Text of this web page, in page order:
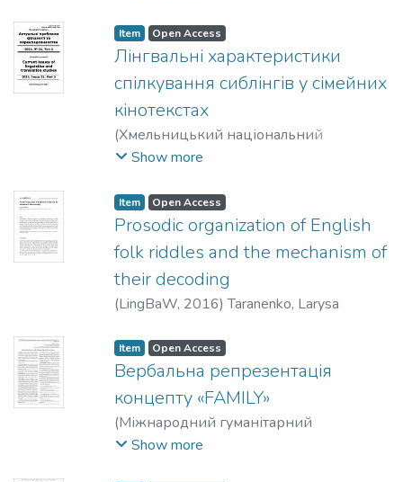
Item Open Access
Лінгвальні характеристики
спілкування сиблінгів у сімейних
кінотекстах
(Хмельницький національний
університет,2021
Show more
Item Open Access
Prosodic organization of English
folk riddles and the mechanism of
their decoding
(LingBaW, 2016)Taranenko, Larysa
Item Open Access
Вербальна репрезентація
концепту «FAMILY»
(Міжнародний гуманітарний
університет,2017
Show more